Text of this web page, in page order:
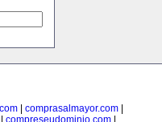
comprasalmayor.com
compreseudominio.com